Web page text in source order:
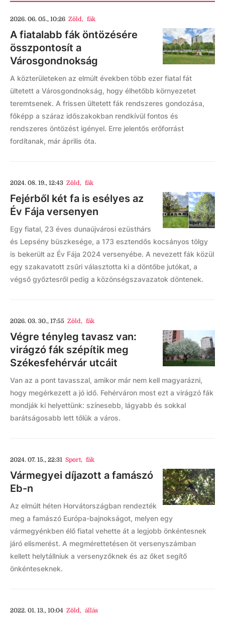
2026. 06. 05., 10:26 Zöld, fák
A fiatalabb fák öntözésére
összpontosít a
Városgondnokság
A közterületeken az elmúlt években több ezer fiatal fát
ültetett a Városgondnokság, hogy élhetőbb környezetet
teremtsenek. A frissen ültetett fák rendszeres gondozása,
főképp a száraz időszakokban rendkívül fontos és
rendszeres öntözést igényel. Erre jelentős erőforrást
fordítanak, már április óta.
2024. 08. 19., 12:43 Zöld, fák
Fejérből két fa is esélyes az
Év Fája versenyen
Egy fiatal, 23 éves dunaújvárosi ezüsthárs
és Lepsény büszkesége, a 173 esztendős kocsányos tölgy
is bekerült az Év Fája 2024 versenyébe. A nevezett fák közül
egy szakavatott zsűri választotta ki a döntőbe jutókat, a
végső győztesről pedig a közönségszavazatok döntenek.
2026. 03. 30., 17:55 Zöld, fák
Végre tényleg tavasz van:
virágzó fák szépítik meg
Székesfehérvár utcáit
Van az a pont tavasszal, amikor már nem kell magyarázni,
hogy megérkezett a jó idő. Fehérváron most ezt a virágzó fák
mondják ki helyettünk: színesebb, lágyabb és sokkal
barátságosabb lett tőlük a város.
2024. 07. 15., 22:31 Sport, fák
Vármegyei díjazott a famászó
Eb-n
Az elmúlt héten Horvátországban rendezték
meg a famászó Európa-bajnokságot, melyen egy
vármegyénkben élő fiatal vehette át a legjobb önkéntesnek
járó elismerést. A megmérettetésen öt versenyszámban
kellett helytállniuk a versenyzőknek és az őket segítő
önkénteseknek.
2022. 01. 13., 10:04 Zöld, állás